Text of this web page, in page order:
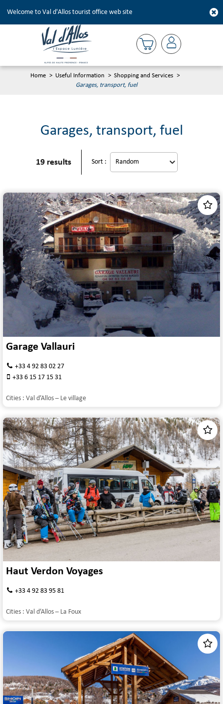
Welcome to Val d'Allos tourist office web site
Home > Useful Information > Shopping and Services >
Garages, transport, fuel
Garages, transport, fuel
19results Sort :
Garage Vallauri
+33 4 92 83 02 27
+33 6 15 17 15 31
Cities : Val d’Allos – Le village
Haut Verdon Voyages
+33 4 92 83 95 81
Cities : Val d’Allos – La Foux